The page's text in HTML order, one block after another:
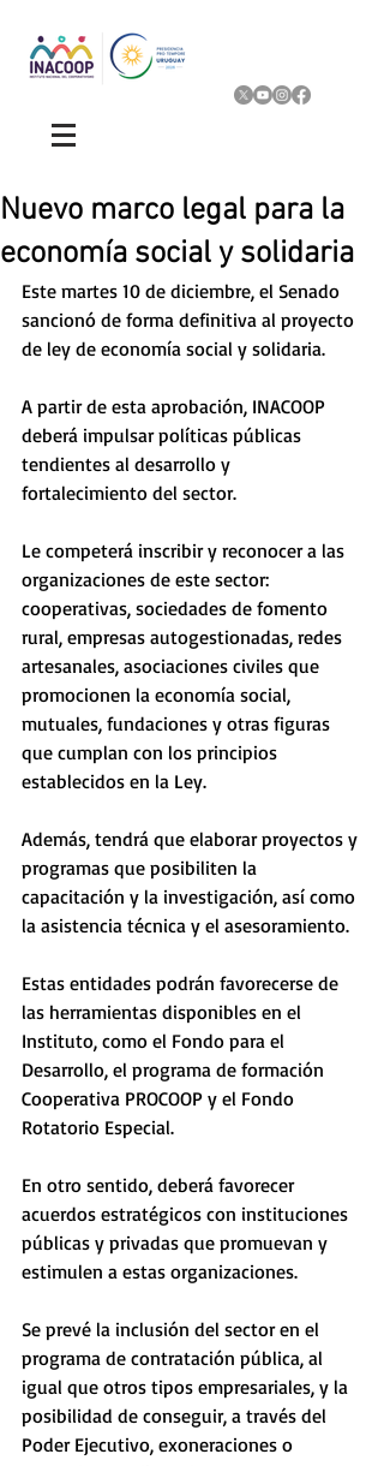
Nuevo marco legal para la
economía social y solidaria
Este martes 10 de diciembre, el Senado
sancionó de forma definitiva al proyecto
de ley de economía social y solidaria.
A partir de esta aprobación, INACOOP
deberá impulsar políticas públicas
tendientes al desarrollo y
fortalecimiento del sector.
Le competerá inscribir y reconocer a las
organizaciones de este sector:
cooperativas, sociedades de fomento
rural, empresas autogestionadas, redes
artesanales, asociaciones civiles que
promocionen la economía social,
mutuales, fundaciones y otras figuras
que cumplan con los principios
establecidos en la Ley.
Además, tendrá que elaborar proyectos y
programas que posibiliten la
capacitación y la investigación, así como
la asistencia técnica y el asesoramiento.
Estas entidades podrán favorecerse de
las herramientas disponibles en el
Instituto, como el Fondo para el
Desarrollo, el programa de formación
Cooperativa PROCOOP y el Fondo
Rotatorio Especial.
En otro sentido, deberá favorecer
acuerdos estratégicos con instituciones
públicas y privadas que promuevan y
estimulen a estas organizaciones.
Se prevé la inclusión del sector en el
programa de contratación pública, al
igual que otros tipos empresariales, y la
posibilidad de conseguir, a través del
Poder Ejecutivo, exoneraciones o